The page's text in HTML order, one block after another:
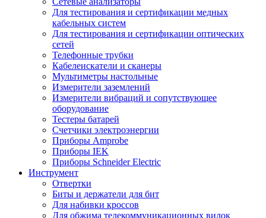
Для тестирования и сертификации медных
кабельных систем
Для тестирования и сертификации оптических
сетей
Телефонные трубки
Кабелеискатели и сканеры
Мультиметры настольные
Измерители заземлений
Измерители вибраций и сопутствующее
оборудование
Тестеры батарей
Счетчики электроэнергии
Приборы Amprobe
Приборы IEK
Приборы Schneider Electric
Инструмент
Отвертки
Биты и держатели для бит
Для набивки кроссов
Для обжима телекоммуникационных вилок